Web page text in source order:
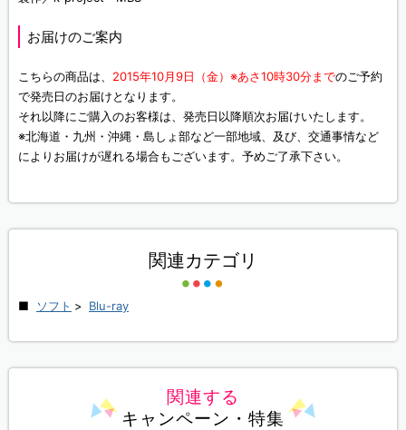
お届けのご案内
こちらの商品は、 2015年10月9日（金）※あさ10時30分までのご予約
で発売日のお届けとなります。
それ以降にご購入のお客様は、発売日以降順次お届けいたします。
※北海道・九州・沖縄・島しょ部など一部地域、及び、交通事情など
によりお届けが遅れる場合もございます。予めご了承下さい。
関連カテゴリ
ソフト > Blu-ray
関連する
キャンペーン・特集